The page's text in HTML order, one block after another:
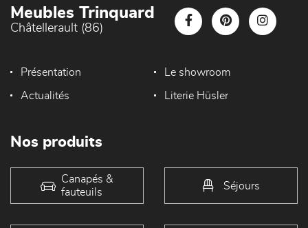
Meubles Trinquard
Châtellerault (86)
Présentation Le showroom
Actualités Literie Hüsler
Nos produits
Canapés &
fauteuils
Séjours